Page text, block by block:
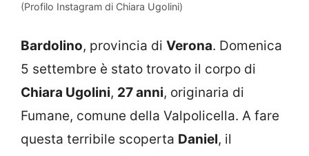
(Profilo Instagram di Chiara Ugolini)
Bardolino, provincia di Verona. Domenica
5 settembre è stato trovato il corpo di
Chiara Ugolini, 27 anni, originaria di
Fumane, comune della Valpolicella. A fare
questa terribile scoperta Daniel, il